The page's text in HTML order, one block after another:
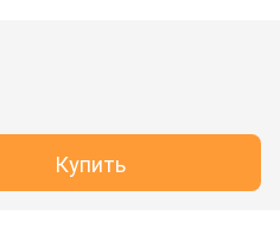
Купить